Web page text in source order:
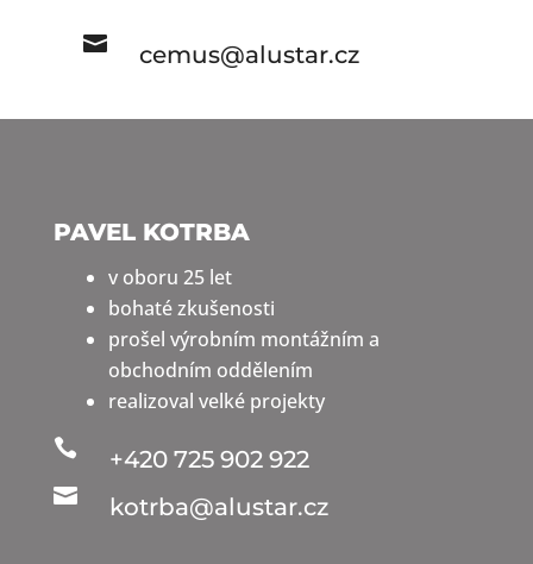
 cemus@alustar.cz
PAVEL KOTRBA
v oboru 25 let
bohaté zkušenosti
prošel výrobním montážním a
obchodním oddělením
realizoval velké projekty
 +420 725 902 922
 kotrba@alustar.cz